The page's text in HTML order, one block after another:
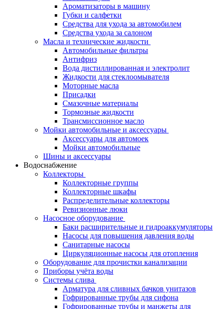
Ароматизаторы в машину
Губки и салфетки
Средства для ухода за автомобилем
Средства ухода за салоном
Масла и технические жидкости
Автомобильные фильтры
Антифриз
Вода дистиллированная и электролит
Жидкости для стеклоомывателя
Моторные масла
Присадки
Смазочные материалы
Тормозные жидкости
Трансмиссионное масло
Мойки автомобильные и аксессуары
Аксессуары для автомоек
Мойки автомобильные
Шины и аксессуары
Водоснабжение
Коллекторы
Коллекторные группы
Коллекторные шкафы
Распределительные коллекторы
Ревизионные люки
Насосное оборудование
Баки расширительные и гидроаккумуляторы
Насосы для повышения давления воды
Санитарные насосы
Циркуляционные насосы для отопления
Оборудование для прочистки канализации
Приборы учёта воды
Системы слива
Арматура для сливных бачков унитазов
Гофрированные трубы для сифона
Гофрированные трубы и манжеты для